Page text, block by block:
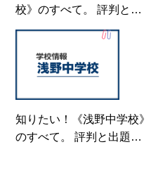
校》のすべて。 評判と出
題の傾向・対策まるわか
知りたい！《浅野中学校》
のすべて。 評判と出題の